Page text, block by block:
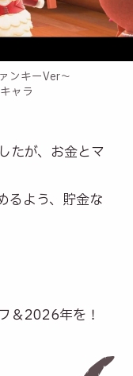
ンキーVer～
ャラ
たが、お金とマ
るよう、貯金な
＆2026年を！